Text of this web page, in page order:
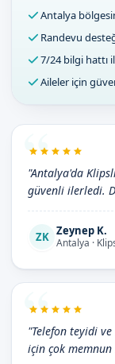
Antalya
Randevu
7/24 bilgi hattı
Aileler için
"Antalya'da
güvenli ilerledi.
ZK Zeynep K.
Antalya ·
"Telefon teyidi
için çok memnun